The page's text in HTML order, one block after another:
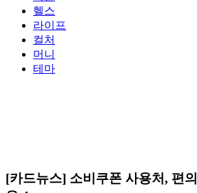
헬스
라이프
컬처
머니
테마
[카드뉴스] 소비쿠폰 사용처, 편